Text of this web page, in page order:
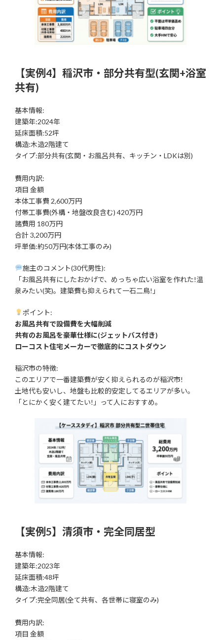
【実例4】稲沢市・部分共有型(玄関+浴室
共有)
基本情報:
建築年:2024年
延床面積:52坪
構造:木造2階建て
タイプ:部分共有(玄関・お風呂共有、キッチン・LDKは別)
費用内訳:
項目 金額
本体工事費 2,600万円
付帯工事費(外構・地盤改良含む) 420万円
諸費用 180万円
合計 3,200万円
坪単価:約50万円(本体工事のみ)
施主のコメント(30代男性):
「お風呂共有にしたおかげで、めっちゃ広い浴室を作れた!温
泉みたい(笑)。建築費も抑えられて一石二鳥!」
ポイント:
お風呂共有で設備費を大幅削減
共有のお風呂を豪華仕様に(ジェットバス付き)
ローコスト住宅メーカーで徹底的にコストダウン
稲沢市の特徴:
このエリアで一番建築費が安く抑えられるのが稲沢市!
土地代も安いし、地盤も比較的安定してるエリアが多い。
「とにかく安く建てたい!」って人におすすめ。
【実例5】清須市・完全同居型
基本情報:
建築年:2023年
延床面積:48坪
構造:木造2階建て
タイプ:完全同居(全て共有、各世帯に寝室のみ)
費用内訳:
項目 金額